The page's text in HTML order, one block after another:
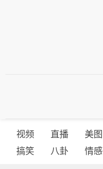
视频 直播 美图
搞笑
八卦 情感